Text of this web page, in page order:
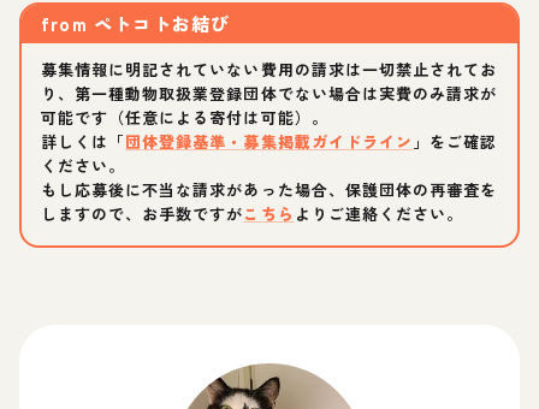
from ペトコトお結び
募集情報に明記されていない費用の請求は一切禁止されてお
り、第一種動物取扱業登録団体でない場合は実費のみ請求が
可能です（任意による寄付は可能）。
詳しくは「団体登録基準・募集掲載ガイドライン 」をご確認
ください。
もし応募後に不当な請求があった場合、保護団体の再審査を
しますので、お手数ですがこちら よりご連絡ください。